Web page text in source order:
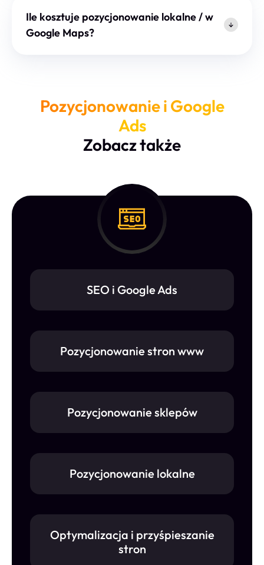
Ile kosztuje pozycjonowanie lokalne / w
Google Maps?
Pozycjonowanie i Google
Ads
Zobacz także
SEO i Google Ads
Pozycjonowanie stron www
Pozycjonowanie sklepów
Pozycjonowanie lokalne
Optymalizacja i przyśpieszanie
stron